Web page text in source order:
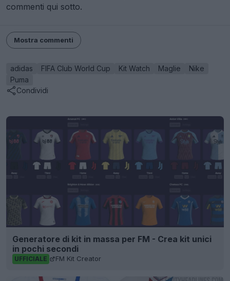
commenti qui sotto.
Mostra commenti
adidas FIFA Club World Cup Kit Watch Maglie
Nike
Puma
Condividi
Generatore di kit in massa per FM - Crea kit unici
in pochi secondi
UFFICIALE FM Kit Creator